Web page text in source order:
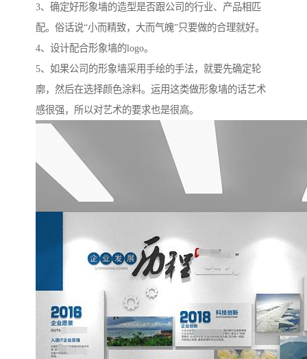
3、确定好形象墙的造型是否跟公司的行业、产品相匹
配。俗话说“小而精致，大而气魄”只要做的合理就好。
4、设计配合形象墙的logo。
5、如果公司的形象墙采用手绘的手法，就要先确定轮
廓，然后在选择颜色涂料。运用这类做形象墙的话艺术
感很强，所以对艺术的要求也是很高。